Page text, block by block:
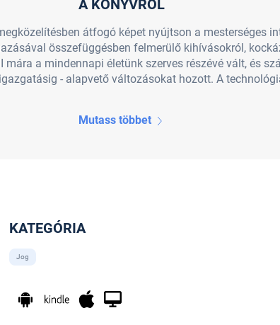
A KÖNYVRŐL
átfogó képet nyújtson a mesterséges
összefüggésben felmerülő kihívásokról,
a mindennapi életünk szerves részévé vált, és
- alapvető változásokat hozott. A
Mutass többet
KATEGÓRIA
Jog